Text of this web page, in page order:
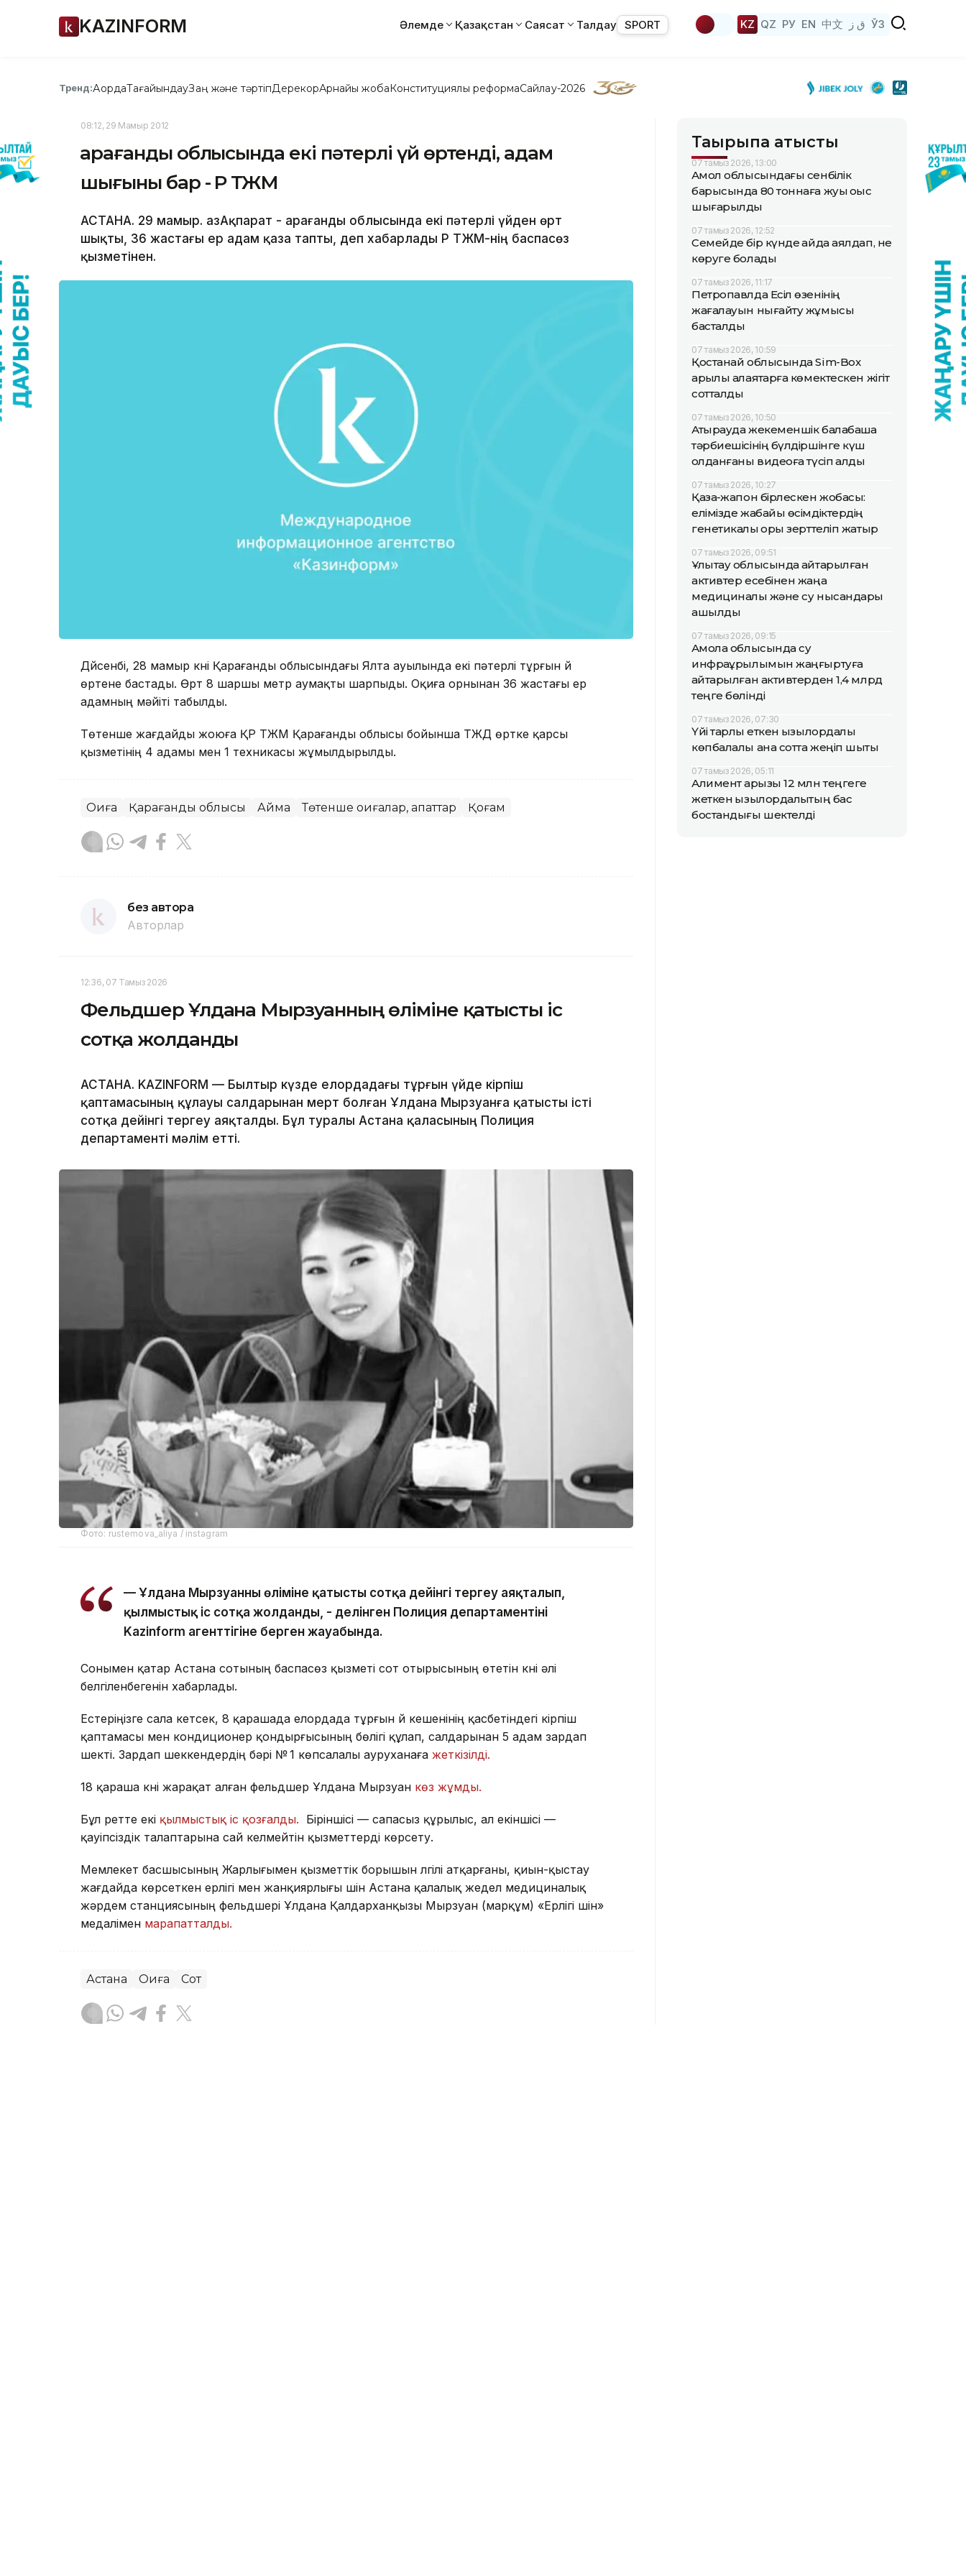
KAZINFORM Әлемде Қазақстан Саясат Талдау SPORT KZ QZ РУ EN 中文 ق ز ЎЗ
Тренд:АқордаТағайындауЗаң және тәртіпДерекқорАрнайы жобаКонституциялық реформаСайлау-2026
08:12, 29 Мамыр 2012
Қарағанды облысында екі пәтерлі үй өртенді, адам
шығыны бар - ҚР ТЖМ
АСТАНА. 29 мамыр. ҚазАқпарат - Қарағанды облысында екі пәтерлі үйден өрт
шықты, 36 жастағы ер адам қаза тапты, деп хабарлады ҚР ТЖМ-нің баспасөз
қызметінен.
Дүйсенбі, 28 мамыр күні Қарағанды облысындағы Ялта ауылында екі пәтерлі тұрғын үй
өртене бастады. Өрт 8 шаршы метр аумақты шарпыды. Оқиға орнынан 36 жастағы ер
адамның мәйіті табылды.
Төтенше жағдайды жоюға ҚР ТЖМ Қарағанды облысы бойынша ТЖД өртке қарсы
қызметінің 4 адамы мен 1 техникасы жұмылдырылды.
Оқиға Қарағанды облысы Аймақ Төтенше оқиғалар, апаттар Қоғам
без автора
Авторлар
12:36, 07 Тамыз 2026
Фельдшер Ұлдана Мырзуанның өліміне қатысты іс
сотқа жолданды
АСТАНА. KAZINFORM — Былтыр күзде елордадағы тұрғын үйде кірпіш
қаптамасының құлауы салдарынан мерт болған Ұлдана Мырзуанға қатысты істі
сотқа дейінгі тергеу аяқталды. Бұл туралы Астана қаласының Полиция
департаменті мәлім етті.
Фото: rustemova_aliya / instagram
— Ұлдана Мырзуанның өліміне қатысты сотқа дейінгі тергеу аяқталып,
қылмыстық іс сотқа жолданды, - делінген Полиция департаментінің
Kazinform агенттігіне берген жауабында.
Сонымен қатар Астана сотының баспасөз қызметі сот отырысының өтетін күні әлі
белгіленбегенін хабарлады.
Естеріңізге сала кетсек, 8 қарашада елордада тұрғын үй кешенінің қасбетіндегі кірпіш
қаптамасы мен кондиционер қондырғысының бөлігі құлап, салдарынан 5 адам зардап
шекті. Зардап шеккендердің бәрі № 1 көпсалалы ауруханаға жеткізілді.
18 қараша күні жарақат алған фельдшер Ұлдана Мырзуан көз жұмды.
Бұл ретте екі қылмыстық іс қозғалды. Біріншісі — сапасыз құрылыс, ал екіншісі —
қауіпсіздік талаптарына сай келмейтін қызметтерді көрсету.
Мемлекет басшысының Жарлығымен қызметтік борышын үлгілі атқарғаны, қиын-қыстау
жағдайда көрсеткен ерлігі мен жанқиярлығы үшін Астана қалалық жедел медициналық
жәрдем станциясының фельдшері Ұлдана Қалдарханқызы Мырзуан (марқұм) «Ерлігі үшін»
медалімен марапатталды.
Астана Оқиға Сот
Тақырыпқа қатысты
07 тамыз 2026, 13:00
Ақмол облысындағы сенбілік
барысында 80 тоннаға жуық қоқыс
шығарылды
07 тамыз 2026, 12:52
Семейде бір күнде қайда аялдап, не
көруге болады
07 тамыз 2026, 11:17
Петропавлда Есіл өзенінің
жағалауын нығайту жұмысы
басталды
07 тамыз 2026, 10:59
Қостанай облысында Sim-Box
арқылы алаяқтарға көмектескен жігіт
сотталды
07 тамыз 2026, 10:50
Атырауда жекеменшік балабақша
тәрбиешісінің бүлдіршінге күш
қолданғаны видеоға түсіп қалды
07 тамыз 2026, 10:27
Қазақ-жапон бірлескен жобасы:
елімізде жабайы өсімдіктердің
генетикалық қоры зерттеліп жатыр
07 тамыз 2026, 09:51
Ұлытау облысында қайтарылған
активтер есебінен жаңа
медициналық және су нысандары
ашылды
07 тамыз 2026, 09:15
Ақмола облысында су
инфрақұрылымын жаңғыртуға
қайтарылған активтерден 1,4 млрд
теңге бөлінді
07 тамыз 2026, 07:30
Үйі тарлық еткен қызылордалық
көпбалалы ана сотта жеңіп шықты
07 тамыз 2026, 05:11
Алимент қарызы 12 млн теңгеге
жеткен қызылордалықтың бас
бостандығы шектелді